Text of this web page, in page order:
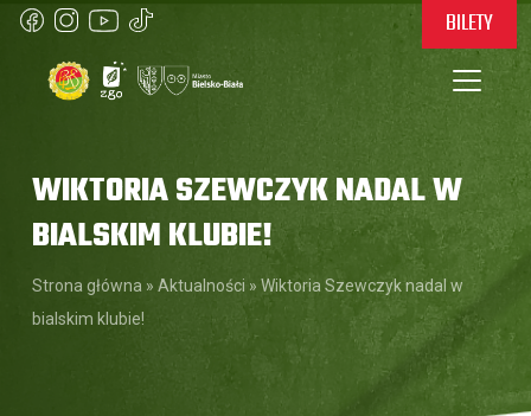
BILETY
WIKTORIA SZEWCZYK NADAL W
BIALSKIM KLUBIE!
Strona główna » Aktualności » Wiktoria Szewczyk nadal w
bialskim klubie!